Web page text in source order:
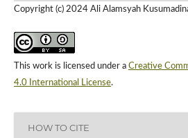
Copyright (c) 2024 Ali Alamsyah
This work is licensed under a Creative
4.0 International License.
HOW TO CITE